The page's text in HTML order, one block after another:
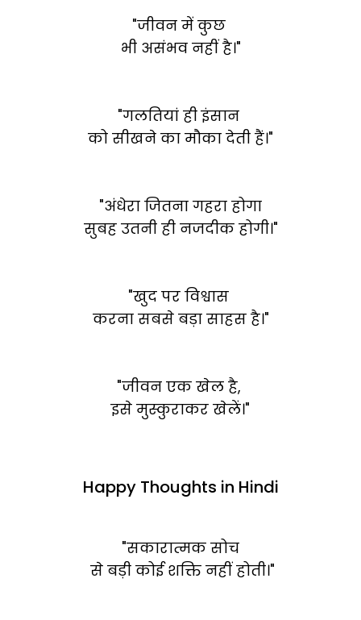
"जीवन में कुछ
भी असंभव नहीं है।"
"गलतियां ही इंसान
को सीखने का मौका देती हैं।"
"अंधेरा जितना गहरा होगा
सुबह उतनी ही नजदीक होगी।"
"खुद पर विश्वास
करना सबसे बड़ा साहस है।"
"जीवन एक खेल है,
इसे मुस्कुराकर खेलें।"
Happy Thoughts in Hindi
"सकारात्मक सोच
से बड़ी कोई शक्ति नहीं होती।"